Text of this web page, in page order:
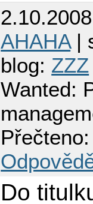
AHAHA|
blog: ZZZ
Wanted:
Do